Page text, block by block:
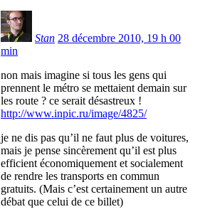
Stan 28 décembre 2010, 19 h 00
min
non mais imagine si tous les gens qui
prennent le métro se mettaient demain sur
les route ? ce serait désastreux !
http://www.inpic.ru/image/4825/
je ne dis pas qu’il ne faut plus de voitures,
mais je pense sincèrement qu’il est plus
efficient économiquement et socialement
de rendre les transports en commun
gratuits. (Mais c’est certainement un autre
débat que celui de ce billet)